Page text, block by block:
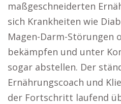
maßgeschneiderten
sich Krankheiten wie
Magen-Darm-Störungen
bekämpfen und unter
sogar abstellen. Der
Ernährungscoach und
der Fortschritt laufend